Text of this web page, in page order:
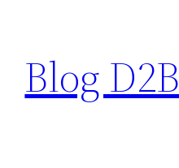
contenido
Blog D2B